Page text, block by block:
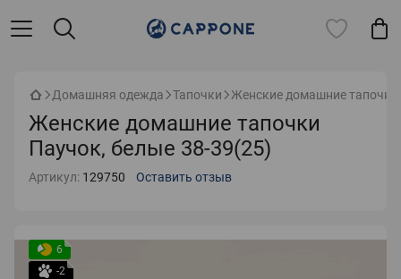
Домашняя одежда Тапочки Женские домашние
Женские домашние тапочки
Паучок, белые 38-39(25)
Артикул: 129750 Оставить отзыв
6
-2